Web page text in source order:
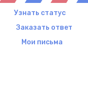
Узнать статус
Заказать ответ
Мои письма